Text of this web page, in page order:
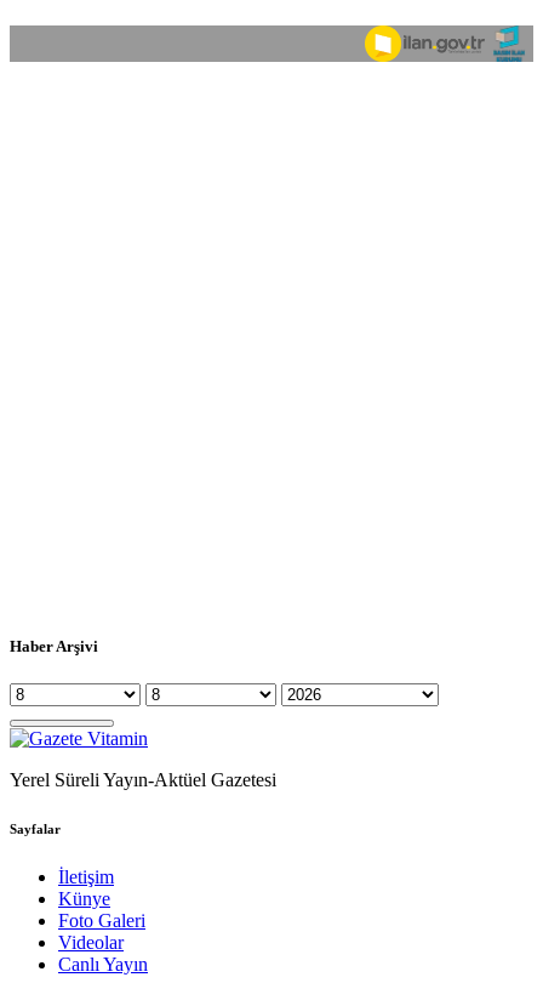
Haber Arşivi
Yerel Süreli Yayın-Aktüel Gazetesi
Sayfalar
İletişim
Künye
Foto Galeri
Videolar
Canlı Yayın